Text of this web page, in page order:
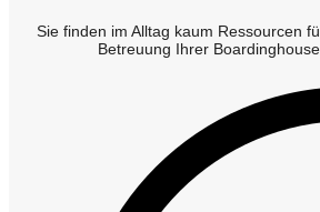
Sie finden im Alltag kaum Ressourcen
Betreuung Ihrer